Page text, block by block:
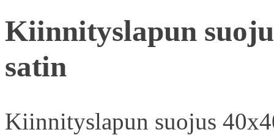
Kiinnityslapun
satin
Kiinnityslapun suojus